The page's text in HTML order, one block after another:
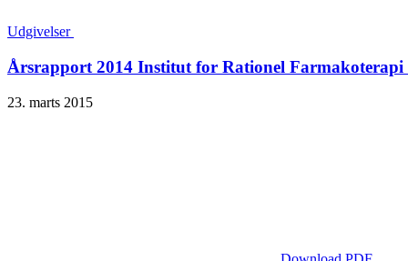
Udgivelser
Årsrapport 2014 Institut for Rationel
23. marts 2015